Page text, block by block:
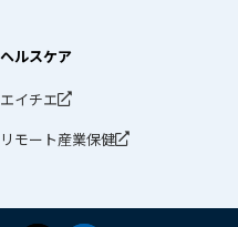
ヘルスケア
エイチエ
リモート産業保健